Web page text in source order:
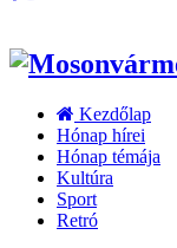
Kezdőlap
Hónap hírei
Hónap témája
Kultúra
Sport
Retró